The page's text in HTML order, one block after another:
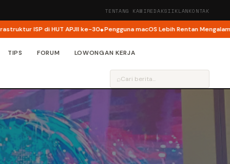
TENTANG KAMIREDAKSIIKLANKONTAK
ISP di HUT APJII ke-30 Pengguna macOS Lebih Rentan Mengalami
TIPS FORUM LOWONGAN KERJA
⌕